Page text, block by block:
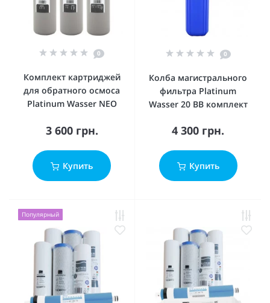
0
Комплект картриджей
для обратного осмоса
Platinum Wasser NEO
3 600 грн.
Купить
0
Колба магистрального
фильтра Platinum
Wasser 20 ВВ комплект
4 300 грн.
Купить
Популярный